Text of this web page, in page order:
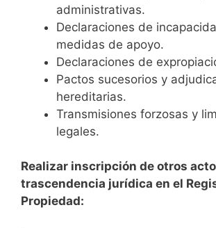
administrativas.
Declaraciones de
medidas de apoyo.
Declaraciones de
Pactos sucesorios y
hereditarias.
Transmisiones forzosas y
legales.
Realizar inscripción de otros
trascendencia jurídica en el
Propiedad: